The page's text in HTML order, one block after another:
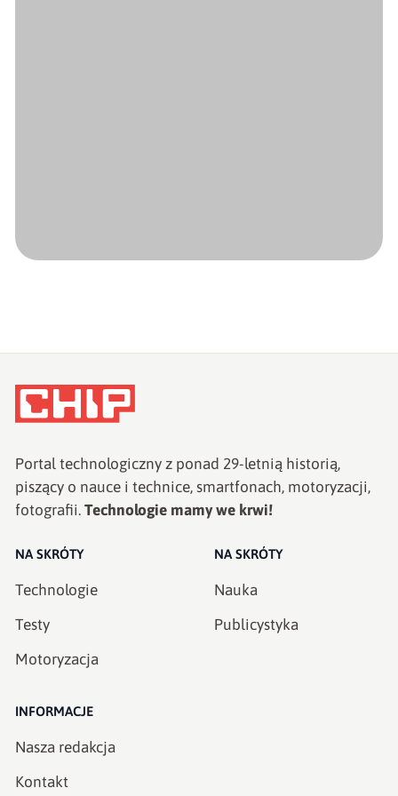
Portal technologiczny z ponad 29-letnią historią,
piszący o nauce i technice, smartfonach, motoryzacji,
fotografii. Technologie mamy we krwi!
NA SKRÓTY
Technologie
Testy
Motoryzacja
NA SKRÓTY
Nauka
Publicystyka
INFORMACJE
Nasza redakcja
Kontakt